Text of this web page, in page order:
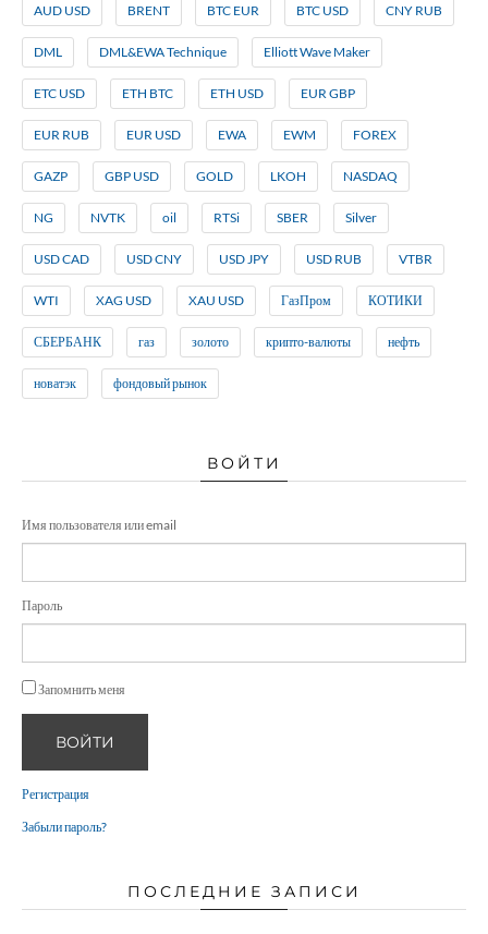
AUD USD BRENT BTC EUR BTC USD CNY RUB
DML DML&EWA Technique Elliott Wave Maker
ETC USD ETH BTC ETH USD EUR GBP
EUR RUB EUR USD EWA EWM FOREX
GAZP GBP USD GOLD LKOH NASDAQ
NG NVTK oil RTSi SBER Silver
USD CAD USD CNY USD JPY USD RUB VTBR
WTI XAG USD XAU USD ГазПром КОТИКИ
СБЕРБАНК газ золото крипто-валюты нефть
новатэк фондовый рынок
ВОЙТИ
Имя пользователя или email
Пароль
Запомнить меня
ВОЙТИ
Регистрация
Забыли пароль?
ПОСЛЕДНИЕ ЗАПИСИ